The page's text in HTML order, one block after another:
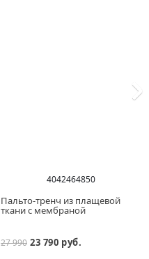
4042464850
Пальто-тренч из плащевой
ткани с мембраной
27 990 23 790 руб.